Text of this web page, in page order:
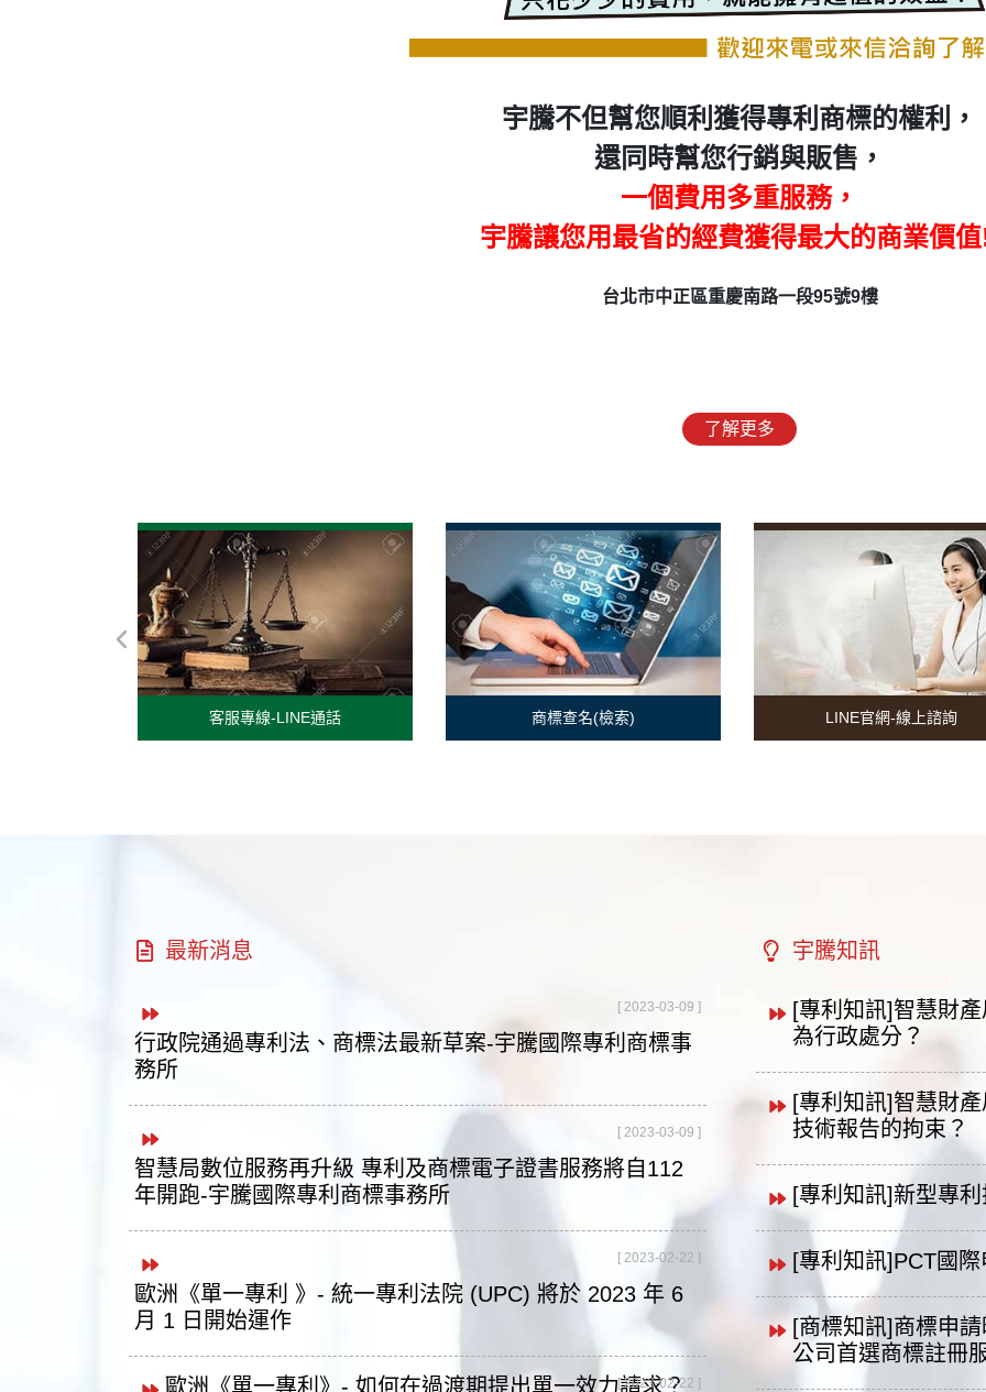
宇騰不但幫您順利獲得專利商標的權利，
還同時幫您行銷與販售，
一個費用多重服務，
宇騰讓您用最省的經費獲得最大的商業價
台北市中正區重慶南路一段95號9樓
了解更多
客服專線-LINE通話 商標查名(檢索) LINE官網-線上諮詢
最新消息
行政院通過專利法、商標法最新草案-宇騰國際專利商標事
務所
[ 2023-03-09 ]
智慧局數位服務再升級 專利及商標電子證書服務將自112
年開跑-宇騰國際專利商標事務所
[ 2023-03-09 ]
歐洲《單一專利 》- 統一專利法院 (UPC) 將於 2023 年 6
月 1 日開始運作
[ 2023-02-22 ]
歐洲《單一專利》- 如何在過渡期提出單一效力請求？
[ 2023-02-22 ]
宇騰知訊
[專利知訊]智慧財
為行政處分？
[專利知訊]智慧財
技術報告的拘束？
[專利知訊]新型專
[專利知訊]PCT國
[商標知訊]商標申
公司首選商標註冊